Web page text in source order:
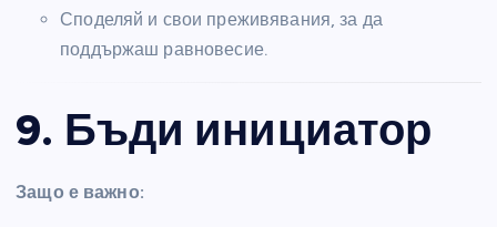
Споделяй и свои преживявания, за да
поддържаш равновесие.
9. Бъди инициатор
Защо е важно: